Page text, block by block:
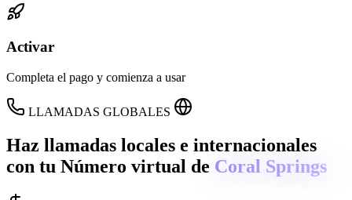
Activar
Completa el pago y comienza a usar
LLAMADAS GLOBALES
Haz llamadas locales e internacionales
con tu Número virtual de Coral Springs